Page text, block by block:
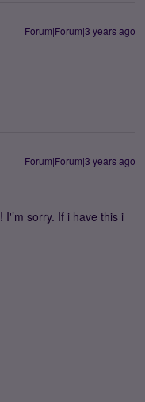
Forum|Forum|3 years ago
Forum|Forum|3 years ago
sorry. If i have this i